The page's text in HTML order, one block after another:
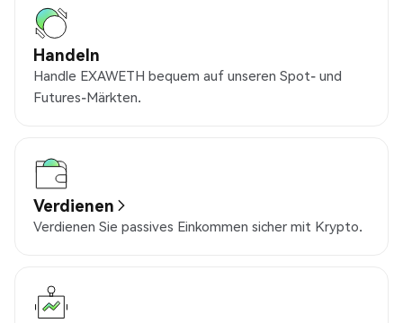
Handeln
Handle EXAWETH bequem auf unseren Spot- und
Futures-Märkten.
Verdienen
Verdienen Sie passives Einkommen sicher mit Krypto.